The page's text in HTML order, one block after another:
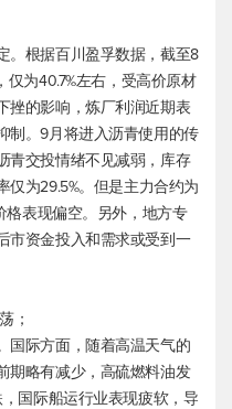
。根据百川盈孚数据，截至8
仅为40.7%左右，受高价原材
挫的影响，炼厂利润近期表
制。9月将进入沥青使用的传
青交投情绪不见减弱，库存
仅为29.5%。但是主力合约为
格表现偏空。另外，地方专
市资金投入和需求或受到一
；
国际方面，随着高温天气的
期略有减少，高硫燃料油发
国际船运行业表现疲软，导